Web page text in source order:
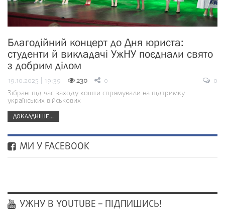
Благодійний концерт до Дня юриста:
студенти й викладачі УжНУ поєднали свято
з добрим ділом
19.10.2025 | 19:39 230 0
0
Зібрані під час заходу кошти спрямували на підтримку
українських військових
ДОКЛАДНІШЕ...
МИ У FACEBOOK
УЖНУ В YOUTUBE – ПІДПИШИСЬ!